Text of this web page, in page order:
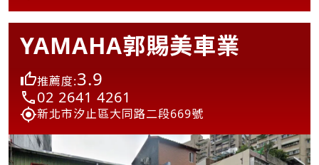
YAMAHA郭賜美車業
推薦度:3.9
02 2641 4261
新北市汐止區大同路二段669號